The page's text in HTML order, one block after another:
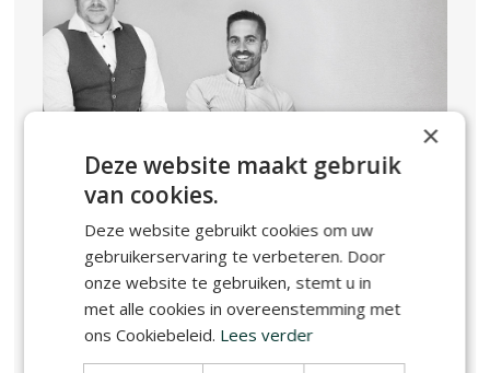
Karel Kretzschmar & Joris Geens
Joris: "Hier vind je een samensmelting van topelementen:
×
Deze website maakt gebruik
van cookies.
Deze website gebruikt cookies om uw
gebruikerservaring te verbeteren. Door
onze website te gebruiken, stemt u in
met alle cookies in overeenstemming met
ons Cookiebeleid. Lees verder